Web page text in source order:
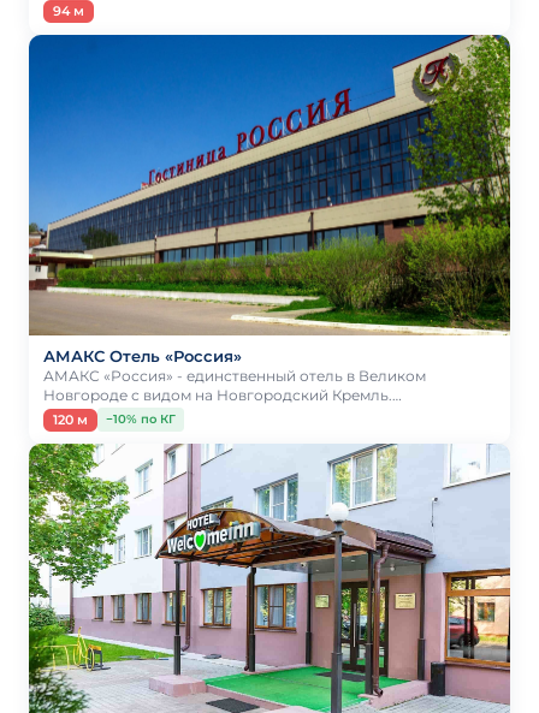
94 м
АМАКС Отель «Россия»
АМАКС «Россия» - единственный отель в Великом
Новгороде с видом на Новгородский Кремль.…
120 м −10% по КГ